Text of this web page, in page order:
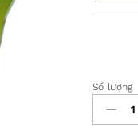
BỘT
TÀU
HŨ
Số lượng